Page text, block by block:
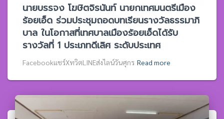
นายบรรจง โฆษิตจิรนันท์ นายกเทศมนตรีเมือง
ร้อยเอ็ด ร่วมประชุมถอดบทเรียนรางวัลธรรมาภิ
บาล ในโอกาสที่เทศบาลเมืองร้อยเอ็ดได้รับ
รางวัลที่ 1 ประเภทดีเลิศ ระดับประเทศ
Facebookแชร์XทวิตLINEส่งไลน์วันศุกร Read more